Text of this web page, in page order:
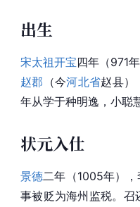
出生
宋太祖开宝四年（971
赵郡 （今河北省赵县）
年从学于种明逸，小聪
状元入仕
景德二年（1005年）
事被贬为海州监税。